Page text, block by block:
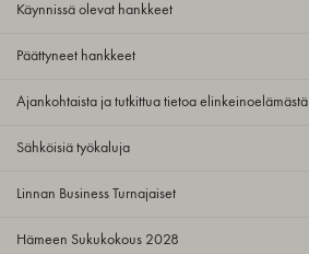
Käynnissä olevat hankkeet
Päättyneet hankkeet
Ajankohtaista ja tutkittua tietoa elinkeinoelämästä
Sähköisiä työkaluja
Linnan Business Turnajaiset
Hämeen Sukukokous 2028